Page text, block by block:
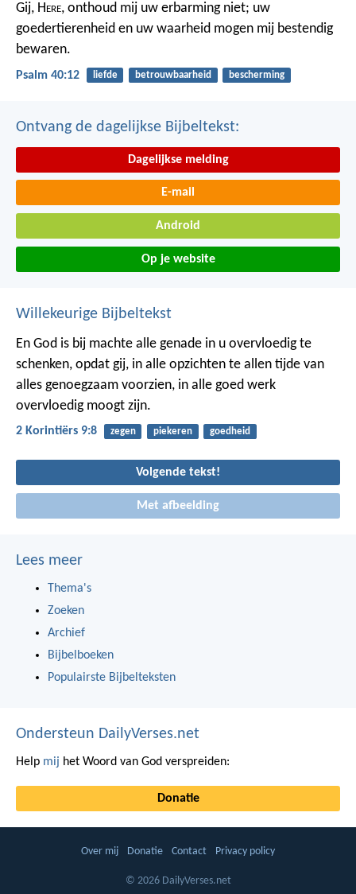
Gij, Here, onthoud mij uw erbarming niet; uw
goedertierenheid en uw waarheid mogen mij bestendig
bewaren.
Psalm 40:12 liefde betrouwbaarheid bescherming
Ontvang de dagelijkse Bijbeltekst:
Dagelijkse melding
E-mail
Android
Op je website
Willekeurige Bijbeltekst
En God is bij machte alle genade in u overvloedig te
schenken, opdat gij, in alle opzichten te allen tijde van
alles genoegzaam voorzien, in alle goed werk
overvloedig moogt zijn.
2 Korintiërs 9:8 zegen piekeren goedheid
Volgende tekst!
Met afbeelding
Lees meer
Thema's
Zoeken
Archief
Bijbelboeken
Populairste Bijbelteksten
Ondersteun DailyVerses.net
Help mij het Woord van God verspreiden:
Donatie
Over mij Donatie Contact Privacy policy
© 2026 DailyVerses.net